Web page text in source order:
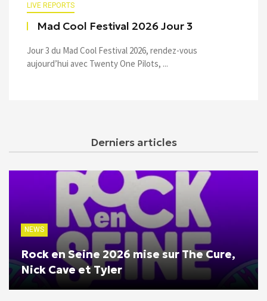
LIVE REPORTS
Mad Cool Festival 2026 Jour 3
Jour 3 du Mad Cool Festival 2026, rendez-vous
aujourd’hui avec Twenty One Pilots, ...
Derniers articles
NEWS
Rock en Seine 2026 mise sur The Cure,
Nick Cave et Tyler